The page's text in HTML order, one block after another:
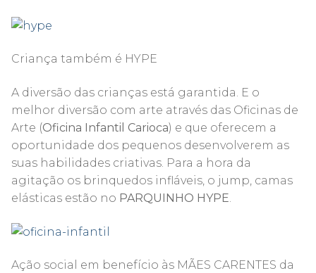
Criança também é HYPE
A diversão das crianças está garantida. E o
melhor diversão com arte através das Oficinas de
Arte (Oficina Infantil Carioca) e que oferecem a
oportunidade dos pequenos desenvolverem as
suas habilidades criativas. Para a hora da
agitação os brinquedos infláveis, o jump, camas
elásticas estão no PARQUINHO HYPE.
Ação social em benefício às MÃES CARENTES da